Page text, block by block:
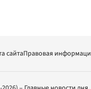
сайтаПравовая